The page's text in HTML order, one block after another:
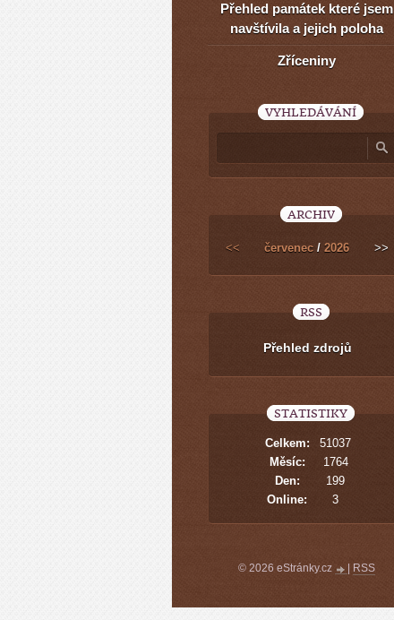
Přehled památek které jsem
navštívila a jejich poloha
Zříceniny
VYHLEDÁVÁNÍ
ARCHIV
<< červenec / 2026 >>
RSS
Přehled zdrojů
STATISTIKY
Online: 3
Celkem:
51037
Měsíc:
1764
Den:
199
© 2026 eStránky.cz RSS